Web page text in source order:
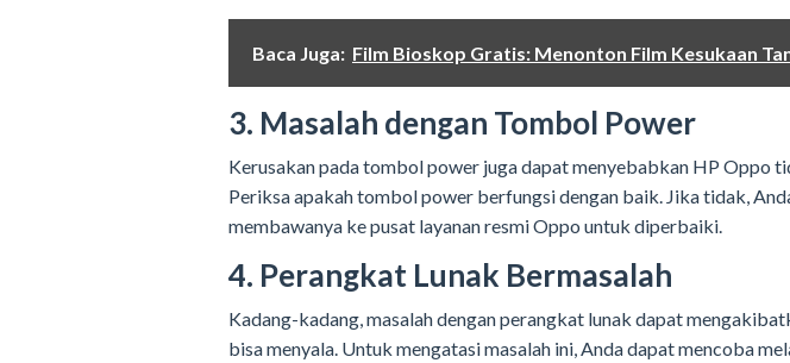
Baca Juga: Film Bioskop Gratis: Menonton Film Kesukaan
3. Masalah dengan Tombol Power
Kerusakan pada tombol power juga dapat menyebabkan HP Oppo
Periksa apakah tombol power berfungsi dengan baik. Jika tidak,
membawanya ke pusat layanan resmi Oppo untuk diperbaiki.
4. Perangkat Lunak Bermasalah
Kadang-kadang, masalah dengan perangkat lunak dapat
bisa menyala. Untuk mengatasi masalah ini, Anda dapat mencoba